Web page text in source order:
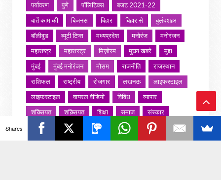
पर्यावरण
पुणे पॉलिटिक्स
बजट 2021-22
बातें काम की
बिजनस बिहार बिहार से
बुलंदशहर
बॉलीवुड
ब्यूटी टिप्स मध्यप्रदेश मनोरंज
मनोरंजन
महाराष्ट्र
महारास्ट्र मिज़ोरम मुख्य खबरे
मुद्दा
मुंबई
मुंबई मनोरंजन मौसम राजनीति
राजस्थान
राशिफल
राष्ट्रीय रोजगार लखनऊ
लाइफस्टाइल
लाइफ़स्टाइल
वायरल वीडियो विविध
व्यापार
शख्सियत
शख़्सियत शिक्षा समाज
संस्कार
संस्कृति
साहित्य सरोवर सिटी इवेंट
स्पोर्ट्स
स्वस्थ्य
स्वास्थ स्वास्थ्य हरयाणा
हरियाणा
Ba
ck
Shares